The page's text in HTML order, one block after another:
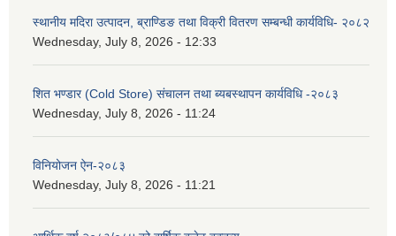
स्थानीय मदिरा उत्पादन, ब्राण्डिङ तथा विक्री वितरण सम्बन्धी कार्यविधि- २०८२
Wednesday, July 8, 2026 - 12:33
शित भण्डार (Cold Store) संचालन तथा ब्यबस्थापन कार्यविधि -२०८३
Wednesday, July 8, 2026 - 11:24
विनियोजन ऐन-२०८३
Wednesday, July 8, 2026 - 11:21